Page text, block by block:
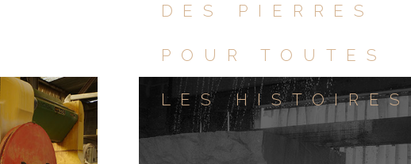
DES PIERRES
POUR TOUTES
LES HISTOIRES